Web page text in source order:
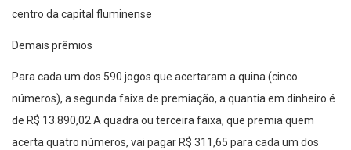
centro da capital fluminense
Demais prêmios
Para cada um dos 590 jogos que acertaram a quina (cinco
números), a segunda faixa de premiação, a quantia em dinheiro é
de R$ 13.890,02.A quadra ou terceira faixa, que premia quem
acerta quatro números, vai pagar R$ 311,65 para cada um dos